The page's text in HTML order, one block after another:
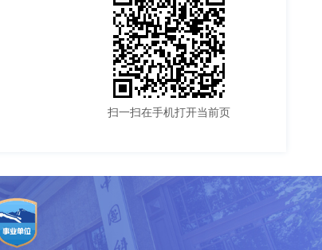
扫一扫在手机打开当前页